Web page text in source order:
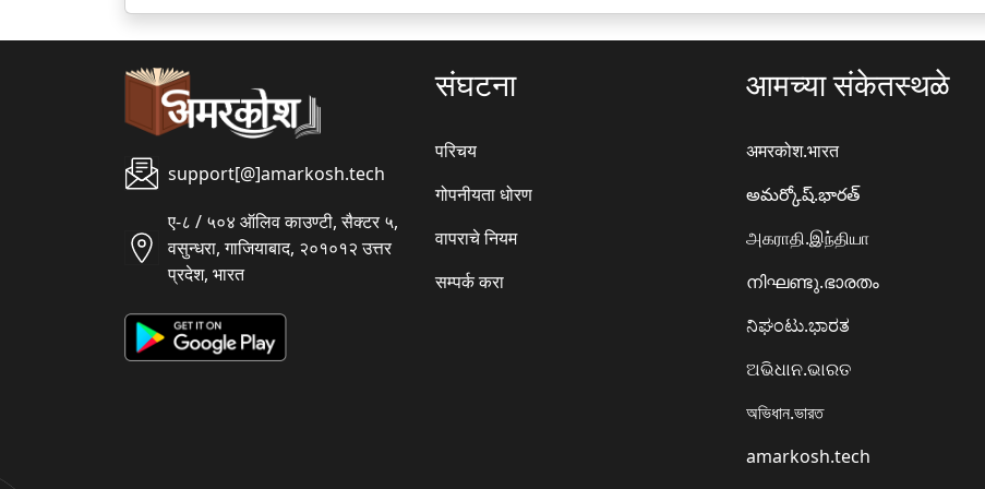
ला
ला
support[@]amarkosh.tech
ए-८ / ५०४ ऑलिव काउण्टी, सैक्टर ५,
वसुन्धरा, गाजियाबाद, २०१०१२ उत्तर
प्रदेश, भारत
संघटना
परिचय
गोपनीयता धोरण
वापराचे नियम
सम्पर्क करा
आमच्या संकेतस्थळे
अमरकोश.भारत
అమర్కోష్.భారత్
அகராதி.இந்தியா
നിഘണ്ടു.ഭാരതം
ನಿಘಂಟು.ಭಾರತ
ଅଭିଧାନ.ଭାରତ
অভিধান.ভারত
amarkosh.tech